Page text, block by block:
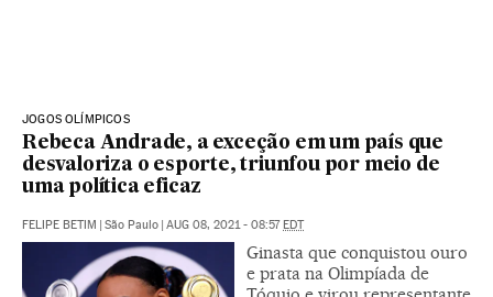
JOGOS OLÍMPICOS
Rebeca Andrade, a exceção em um país que
desvaloriza o esporte, triunfou por meio de
uma política eficaz
FELIPE BETIM São Paulo AUG 08, 2021 - 08:57 EDT
Ginasta que conquistou ouro
e prata na Olimpíada de